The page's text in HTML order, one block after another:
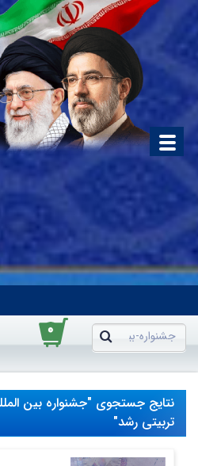
۰
نتایج جستجوی "جشنواره بین
تربیتی رشد"